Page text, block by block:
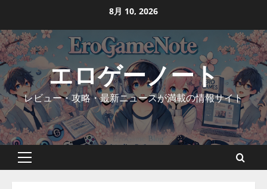
content
8月 10, 2026
エロゲーノート
レビュー・攻略・最新ニュースが満載の情報サイト
Primary